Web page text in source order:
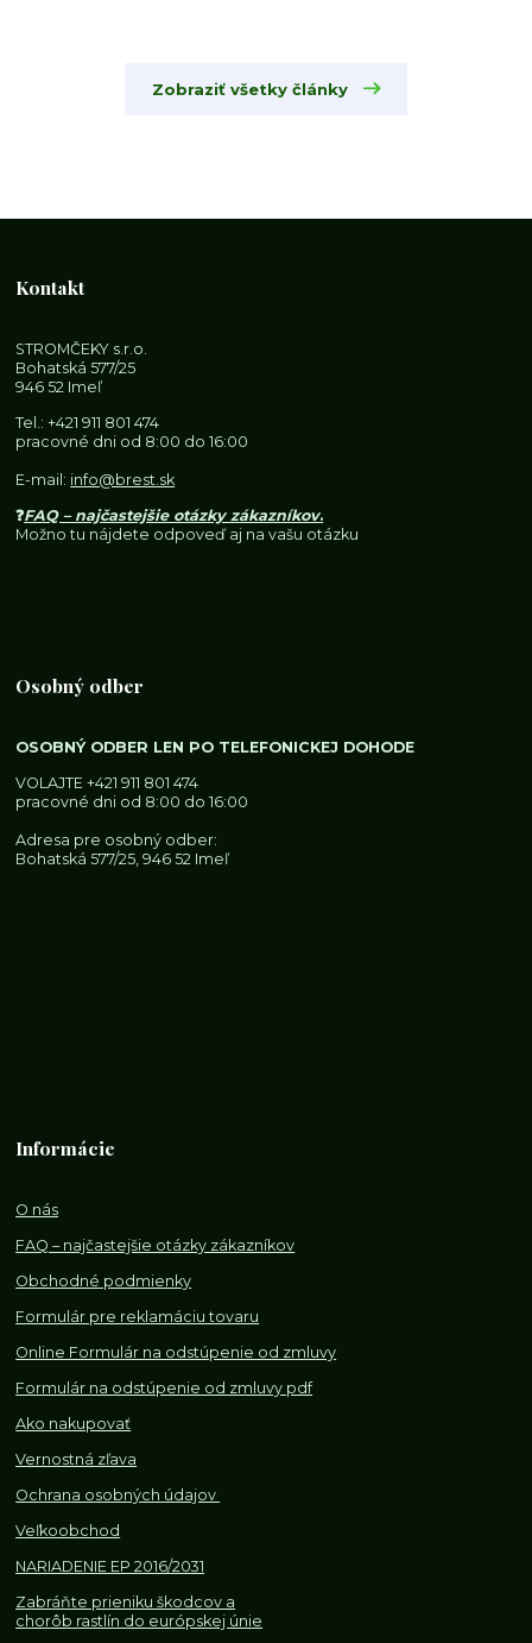
Zobraziť všetky články
Kontakt
STROMČEKY s.r.o.
Bohatská 577/25
946 52 Imeľ
Tel.:+421 911 801 474
pracovné dni od 8:00 do 16:00
E-mail: info@brest.sk
❓FAQ – najčastejšie otázky zákazníkov.
Možno tu nájdete odpoveď aj na vašu otázku
Osobný odber
OSOBNÝ ODBER LEN PO TELEFONICKEJ DOHODE
VOLAJTE+421 911 801 474
pracovné dni od 8:00 do 16:00
Adresa pre osobný odber:
Bohatská 577/25, 946 52 Imeľ
Informácie
O nás
FAQ – najčastejšie otázky zákazníkov
Obchodné podmienky
Formulár pre reklamáciu tovaru
Online Formulár na odstúpenie od zmluvy
Formulár na odstúpenie od zmluvy pdf
Ako nakupovať
Vernostná zľava
Ochrana osobných údajov
Veľkoobchod
NARIADENIE EP 2016/2031
Zabráňte prieniku škodcov a
chorôb rastlín do európskej únie